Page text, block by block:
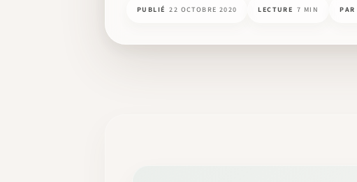
PUBLIÉ 22 OCTOBRE 2020 LECTURE 7 MIN PAR